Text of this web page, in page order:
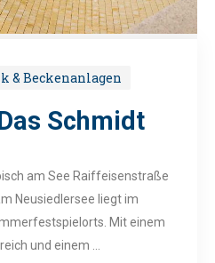
& Beckenanlagen
Schmidt
am See Raiffeisenstraße
Neusiedlersee liegt im
Mit einem
und einem ...